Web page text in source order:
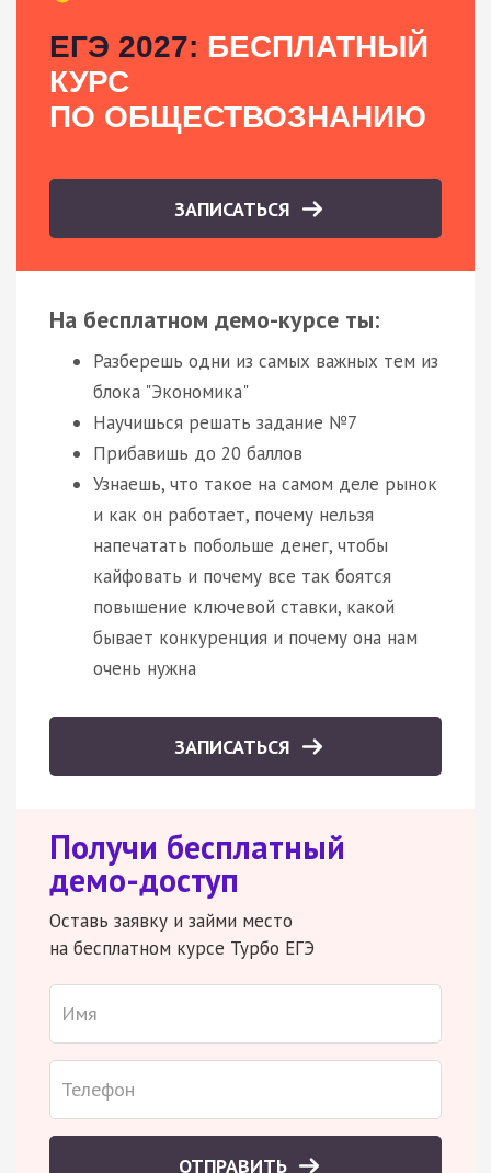
ЕГЭ 2027: БЕСПЛАТНЫЙ
КУРС
ПО ОБЩЕСТВОЗНАНИЮ
ЗАПИСАТЬСЯ
На бесплатном демо-курсе ты:
Разберешь одни из самых важных тем из
блока "Экономика"
Научишься решать задание №7
Прибавишь до 20 баллов
Узнаешь, что такое на самом деле рынок
и как он работает, почему нельзя
напечатать побольше денег, чтобы
кайфовать и почему все так боятся
повышение ключевой ставки, какой
бывает конкуренция и почему она нам
очень нужна
ЗАПИСАТЬСЯ
Получи бесплатный
демо-доступ
Оставь заявку и займи место
на бесплатном курсе Турбо ЕГЭ
ОТПРАВИТЬ